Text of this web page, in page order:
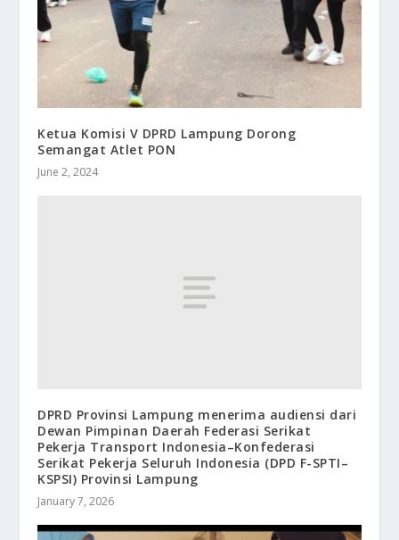
Ketua Komisi V DPRD Lampung Dorong
Semangat Atlet PON
June 2, 2024
DPRD Provinsi Lampung menerima audiensi dari
Dewan Pimpinan Daerah Federasi Serikat
Pekerja Transport Indonesia–Konfederasi
Serikat Pekerja Seluruh Indonesia (DPD F-SPTI–
KSPSI) Provinsi Lampung
January 7, 2026